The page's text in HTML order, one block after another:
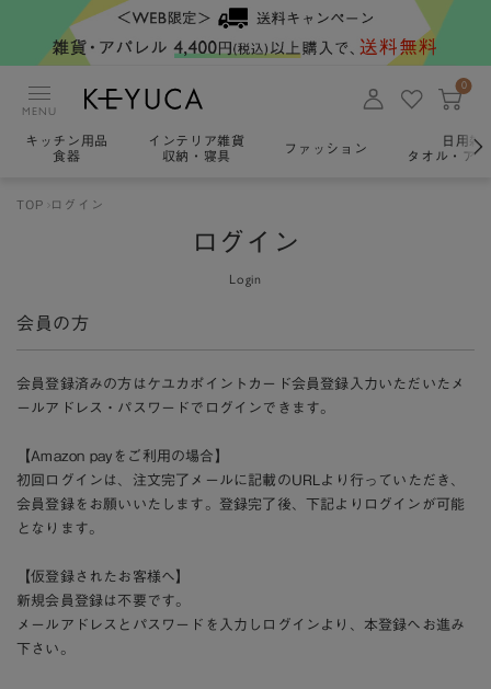
MENU
0
キッチン用品
食器
インテリア雑貨
収納・寝具
ファッション
日用雑
タオル・ア
TOP ログイン
ログイン
Login
会員の方
会員登録済みの方はケユカポイントカード会員登録入力いただいたメ
ールアドレス・パスワードでログインできます。
【Amazon payをご利用の場合】
初回ログインは、注文完了メールに記載のURLより行っていただき、
会員登録をお願いいたします。登録完了後、下記よりログインが可能
となります。
【仮登録されたお客様へ】
新規会員登録は不要です。
メールアドレスとパスワードを入力しログインより、本登録へお進み
下さい。